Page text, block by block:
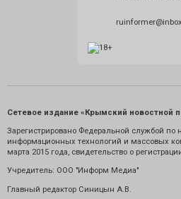
Сетевое издание «Крымский новостной
Зарегистрировано Федеральной службой по
информационных технологий и массовых
марта 2015 года, свидетельство о
Учредитель: ООО "Информ Медиа"
Главный редактор Синицын А.В.